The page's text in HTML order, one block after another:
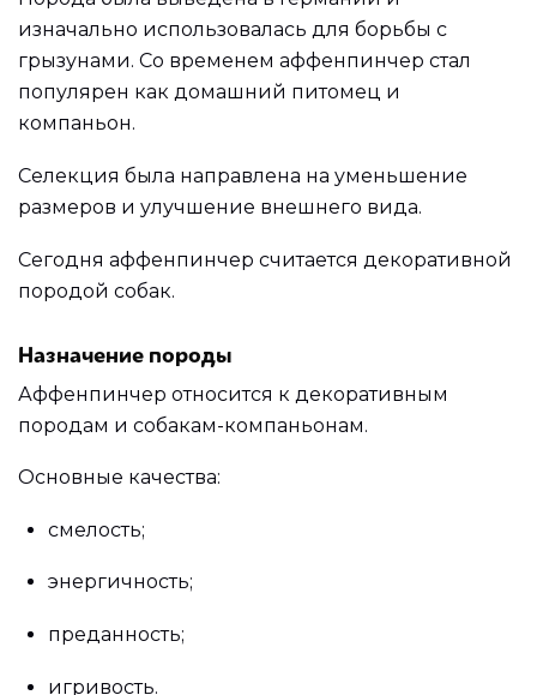
изначально использовалась для борьбы с
грызунами. Со временем аффенпинчер стал
популярен как домашний питомец и
компаньон.
Селекция была направлена на уменьшение
размеров и улучшение внешнего вида.
Сегодня аффенпинчер считается декоративной
породой собак.
Назначение породы
Аффенпинчер относится к декоративным
породам и собакам-компаньонам.
Основные качества:
смелость;
энергичность;
преданность;
игривость.